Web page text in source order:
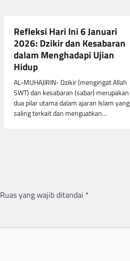
Refleksi Hari Ini 6 Januari
2026: Dzikir dan Kesabaran
dalam Menghadapi Ujian
Hidup
AL-MUHAJIRIN- Dzikir (mengingat Allah
SWT) dan kesabaran (sabar) merupakan
dua pilar utama dalam ajaran Islam yang
saling terkait dan menguatkan…
Ruas yang wajib ditandai *